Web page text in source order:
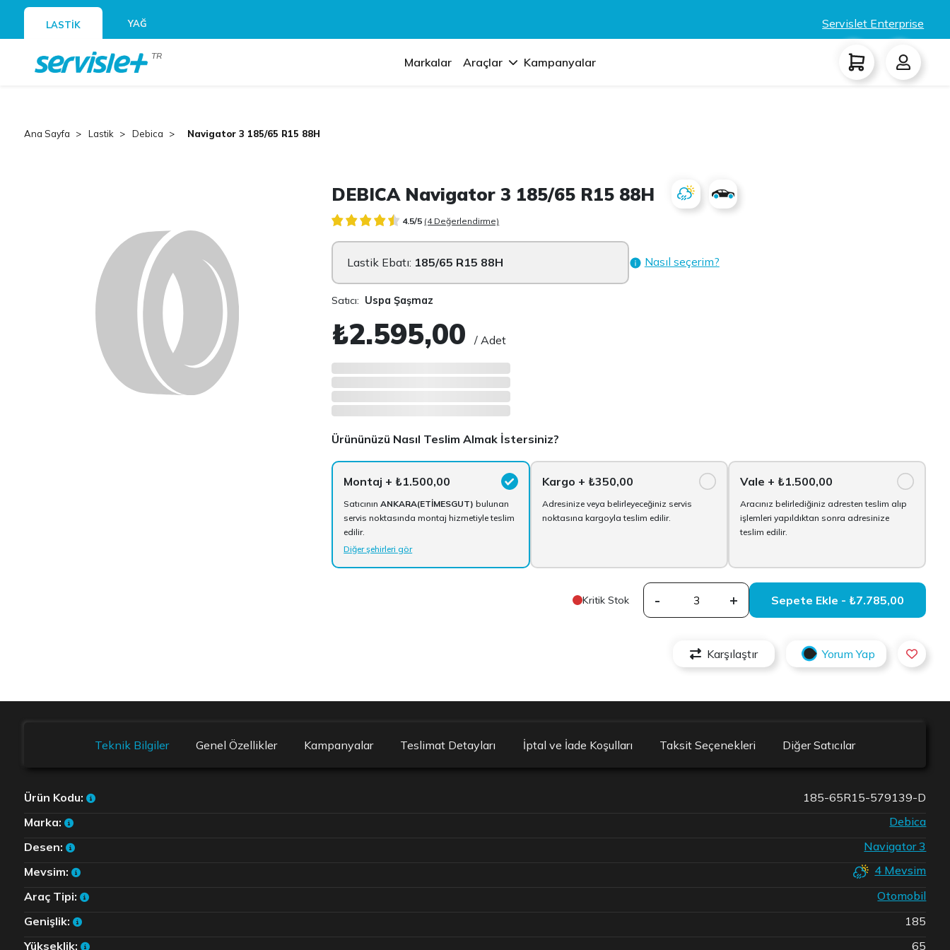
LASTİK YAĞ Servislet Enterprise
TR Markalar Araçlar Kampanyalar
Ana Sayfa Lastik Debica Navigator 3 185/65 R15 88H
DEBICA Navigator 3 185/65 R15 88H
4.5/5 (4 Değerlendirme)
Lastik Ebatı: 185/65 R15 88H Nasıl seçerim?
Satıcı: Uspa Şaşmaz
₺2.595,00/ Adet
Ürününüzü Nasıl Teslim Almak İstersiniz?
Montaj + ₺1.500,00
SatıcınınANKARA(ETİMESGUT) bulunan
servis noktasında montaj hizmetiyle teslim
edilir.
Diğer şehirleri gör
Kargo + ₺350,00
Adresinize veya belirleyeceğiniz servis
noktasına kargoyla teslim edilir.
Vale + ₺1.500,00
Aracınız belirlediğiniz adresten teslim alıp
işlemleri yapıldıktan sonra adresinize
teslim edilir.
Kritik Stok - + Sepete Ekle - ₺7.785,00
Karşılaştır Yorum Yap
Teknik Bilgiler Genel Özellikler Kampanyalar Teslimat Detayları İptal ve İade Koşulları Taksit Seçenekleri Diğer Satıcılar
Ürün Kodu:
185-65R15-579139-D
Marka:
Debica
Desen:
Navigator 3
Mevsim:
4 Mevsim
Araç Tipi:
Otomobil
Genişlik:
185
Yükseklik:
65